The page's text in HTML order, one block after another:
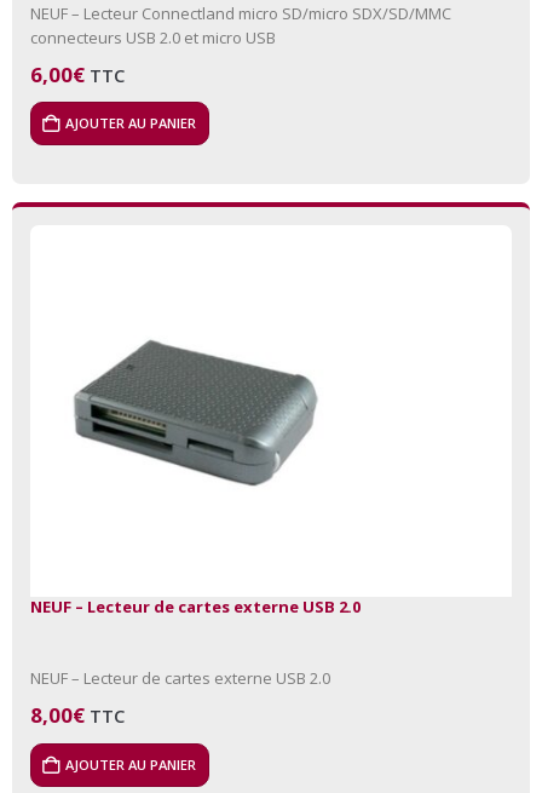
NEUF – Lecteur Connectland micro SD/micro SDX/SD/MMC
connecteurs USB 2.0 et micro USB
6,00€ TTC
AJOUTER AU PANIER
NEUF – Lecteur de cartes externe USB 2.0
NEUF – Lecteur de cartes externe USB 2.0
8,00€ TTC
AJOUTER AU PANIER